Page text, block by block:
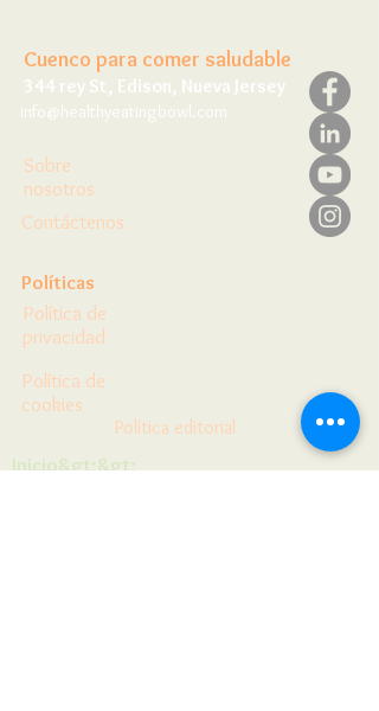
Cuenco para comer saludable
344 rey St, Edison, Nueva Jersey
info@healthyeatingbowl.com
Políticas
Sobre
nosotros
Política de
privacidad
Contáctenos
Política de
cookies
Política editorial
Inicio&gt;&gt;